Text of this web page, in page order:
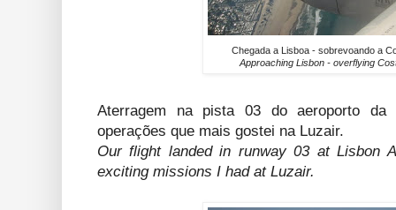
Chegada a Lisboa - sobrevoando a
Approaching Lisbon - overflying
Aterragem na pista 03 do aeroporto
operações que mais gostei na Luzair.
Our flight landed in runway 03 at Lisbon
exciting missions I had at Luzair.